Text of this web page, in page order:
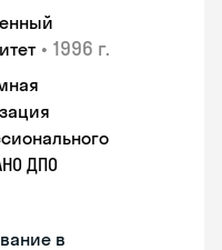
• 1996 г.
ДПО
в